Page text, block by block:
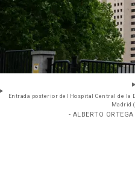
Entrada posterior del Hospital Central de la
Madrid
- ALBERTO